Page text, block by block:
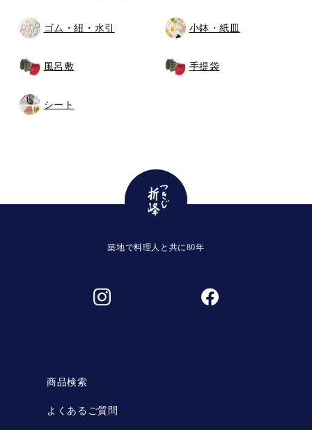
ゴム・紐・水引 小鉢・紙皿
風呂敷 手提袋
シート
築地で料理人と共に80年
商品検索
よくあるご質問